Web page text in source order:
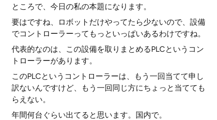
ところで、今日の私の本題になります。
要はですね、ロボットだけやってたら少ないので、設備
でコントローラーってもっといっぱいあるわけですね。
代表的なのは、この設備を取りまとめるPLCというコン
トローラーがあります。
このPLCというコントローラーは、もう一回当てて申し
訳ないんですけど、もう一回同じ方にちょっと当てても
らえない。
年間何台ぐらい出てると思います。国内で。